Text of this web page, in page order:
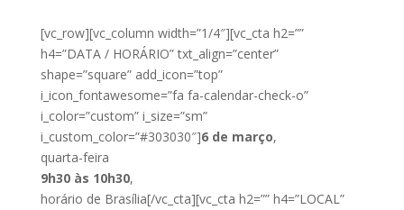
[vc_row][vc_column width=”1/4″][vc_cta h2=””
h4=”DATA / HORÁRIO” txt_align=”center”
shape=”square” add_icon=”top”
i_icon_fontawesome=”fa fa-calendar-check-o”
i_color=”custom” i_size=”sm”
i_custom_color=”#303030″]6 de março,
quarta-feira
9h30 às 10h30,
horário de Brasília[/vc_cta][vc_cta h2=”” h4=”LOCAL”